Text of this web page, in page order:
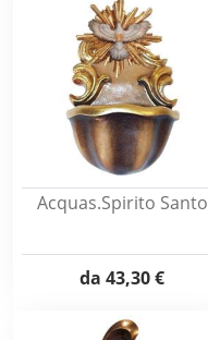
Acquas.Spirito Santo
da 43,30 €